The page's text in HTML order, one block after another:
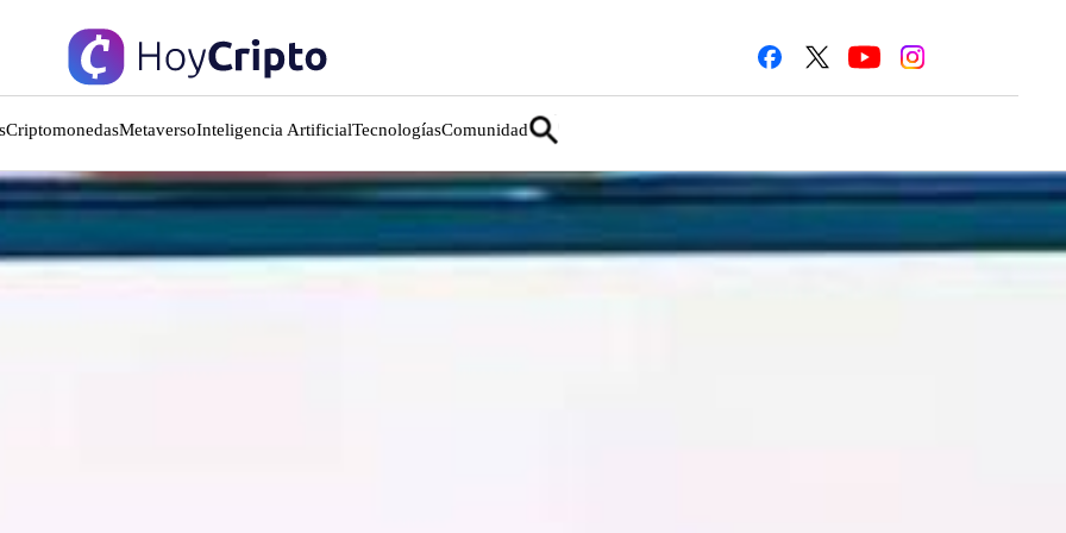
CriptomonedasMetaversoInteligencia ArtificialTecnologíasComunidad